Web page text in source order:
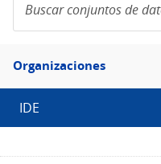
conjuntos
de
Filtro
Organizaciones
Organizaciones
IDE